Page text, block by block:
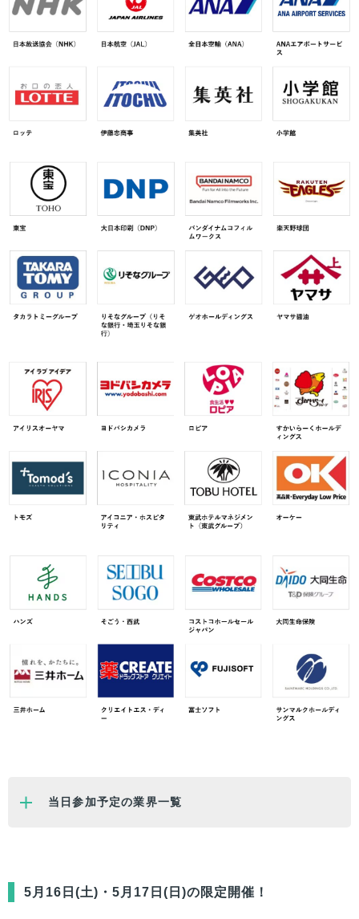
当日参加予定の業界一覧
5月16日(土)・5月17日(日)の限定開催！